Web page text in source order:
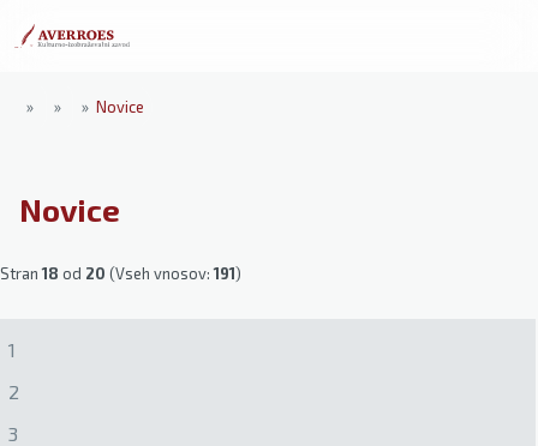
» » » Novice
Novice
Stran18 od 20 (Vseh vnosov:191)
1
2
3